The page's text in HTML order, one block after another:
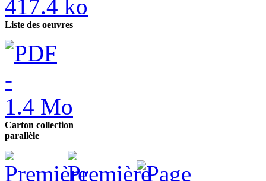
Liste des oeuvres
Carton collection
parallèle